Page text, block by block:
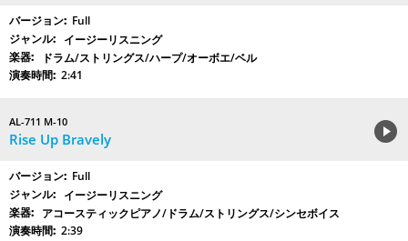
Full
イージーリスニング
ドラム/ストリングス/ハープ/オーボエ/ベル
2:41
AL-711 M-10
Rise Up Bravely
Full
イージーリスニング
アコースティックピアノ/ドラム/ストリングス/シンセボイス
2:39